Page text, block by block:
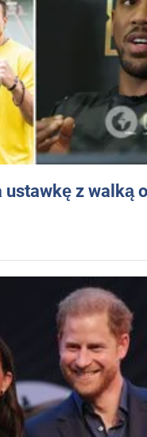
z walką